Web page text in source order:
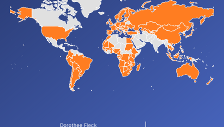
Dorothee Fleck